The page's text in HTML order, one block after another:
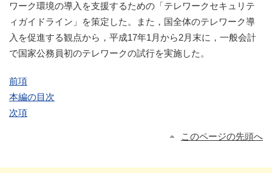
ワーク環境の導入を支援するための「テレワークセキュリテ
ィガイドライン」を策定した。また，国全体のテレワーク導
入を促進する観点から，平成17年1月から2月末に，一般会計
で国家公務員初のテレワークの試行を実施した。
前項
本編の目次
次項
このページの先頭へ